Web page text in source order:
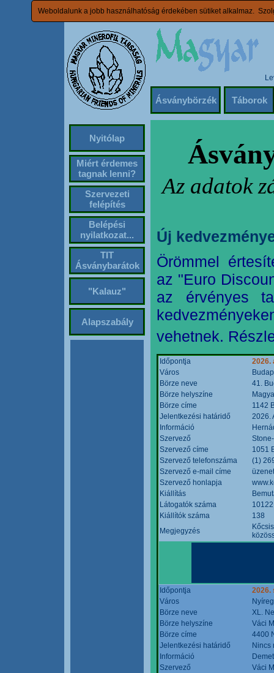
Weboldalunk a jobb használhatóság érdekében sütiket alkalmaz.
Ásványbörzék Táborok
Nyitólap
Miért érdemes
tagnak lenni?
Szervezeti
felépítés
Belépési
nyilatkozat...
TIT
Ásványbarátok
"Kalauz"
Alapszabály
Az adatok
Új
Örömmel
az "Euro
az érvényes
vehetnek.
Időpontja
2026.
Város
Börze neve
41.
Börze helyszíne
Börze címe
1142
Jelentkezési határidő
2026.
Információ
Szervező
Szervező címe
1051
Szervező telefonszáma
(1)
Szervező e-mail címe
Szervező honlapja
Kiállítás
Látogatók száma
10122
Kiállítók száma
138
Megjegyzés
Időpontja
2026.
Város
Börze neve
XL.
Börze helyszíne
Váci
Börze címe
4400
Jelentkezési határidő
Nincs
Információ
Szervező
Váci